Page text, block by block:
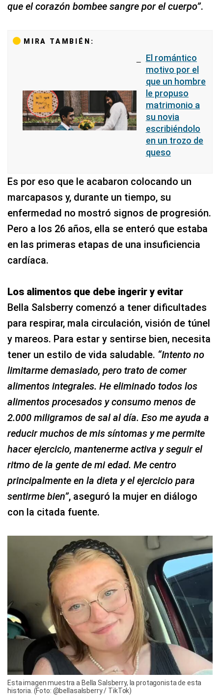
que el corazón bombee sangre por el cuerpo”.
MIRA TAMBIÉN:
El romántico
motivo por el
que un hombre
le propuso
matrimonio a
su novia
escribiéndolo
en un trozo de
queso
Es por eso que le acabaron colocando un
marcapasos y, durante un tiempo, su
enfermedad no mostró signos de progresión.
Pero a los 26 años, ella se enteró que estaba
en las primeras etapas de una insuficiencia
cardíaca.
Los alimentos que debe ingerir y evitar
Bella Salsberry comenzó a tener dificultades
para respirar, mala circulación, visión de túnel
y mareos. Para estar y sentirse bien, necesita
tener un estilo de vida saludable. “Intento no
limitarme demasiado, pero trato de comer
alimentos integrales. He eliminado todos los
alimentos procesados y consumo menos de
2.000 miligramos de sal al día. Eso me ayuda a
reducir muchos de mis síntomas y me permite
hacer ejercicio, mantenerme activa y seguir el
ritmo de la gente de mi edad. Me centro
principalmente en la dieta y el ejercicio para
sentirme bien”, aseguró la mujer en diálogo
con la citada fuente.
Esta imagen muestra a Bella Salsberry, la protagonista de esta
historia. (Foto: @bellasalsberry / TikTok)